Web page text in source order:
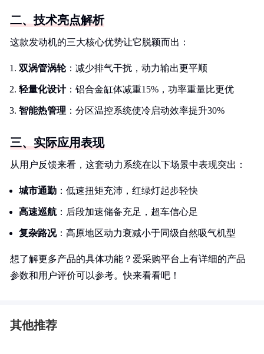
二、技术亮点解析
这款发动机的三大核心优势让它脱颖而出：
双涡管涡轮：减少排气干扰，动力输出更平顺
轻量化设计：铝合金缸体减重15%，功率重量比更优
智能热管理 ：分区温控系统使冷启动效率提升30%
三、实际应用表现
从用户反馈来看，这套动力系统在以下场景中表现突出：
城市通勤 ：低速扭矩充沛，红绿灯起步轻快
高速巡航 ：后段加速储备充足，超车信心足
复杂路况：高原地区动力衰减小于同级自然吸气机型
想了解更多产品的具体功能？爱采购平台上有详细的产品
参数和用户评价可以参考。快来看看吧！
其他推荐